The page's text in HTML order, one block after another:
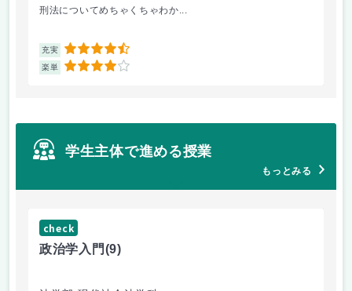
刑法についてめちゃくちゃわか...
充実 4.5
楽単 4
学生主体で進める授業
もっとみる
check
政治学入門(9)